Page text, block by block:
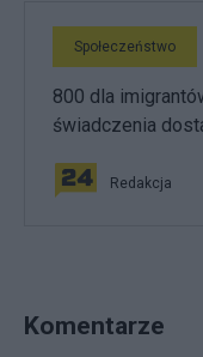
Społeczeństwo
800 dla
świadczenia
Redakcja
Komentarze